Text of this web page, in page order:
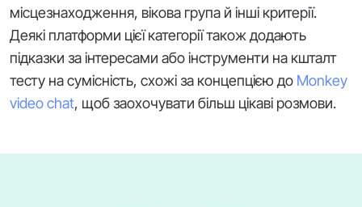
місцезнаходження, вікова група й інші критерії.
Деякі платформи цієї категорії також додають
підказки за інтересами або інструменти на кшталт
тесту на сумісність, схожі за концепцією до Monkey
video chat, щоб заохочувати більш цікаві розмови.